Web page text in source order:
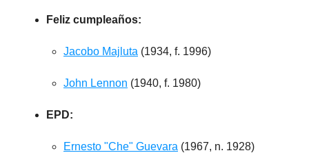
Feliz cumpleaños:
Jacobo Majluta (1934, f. 1996)
John Lennon (1940, f. 1980)
EPD:
Ernesto "Che" Guevara (1967, n. 1928)